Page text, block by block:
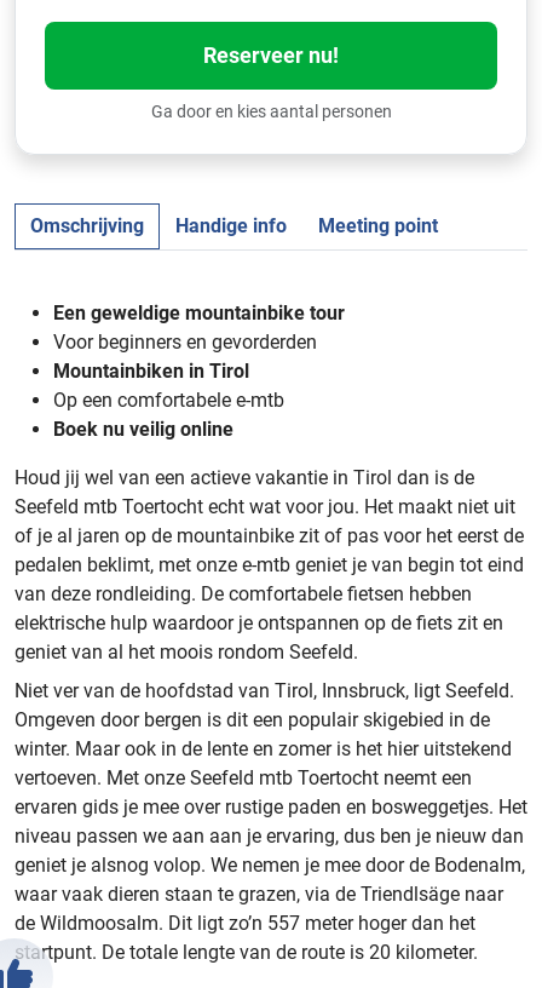
Reserveer nu!
Ga door en kies aantal personen
Omschrijving Handige info Meeting point
Een geweldige mountainbike tour
Voor beginners en gevorderden
Mountainbiken in Tirol
Op een comfortabele e-mtb
Boek nu veilig online
Houd jij wel van een actieve vakantie in Tirol dan is de
Seefeld mtb Toertocht echt wat voor jou. Het maakt niet uit
of je al jaren op de mountainbike zit of pas voor het eerst de
pedalen beklimt, met onze e-mtb geniet je van begin tot eind
van deze rondleiding. De comfortabele fietsen hebben
elektrische hulp waardoor je ontspannen op de fiets zit en
geniet van al het moois rondom Seefeld.
Niet ver van de hoofdstad van Tirol, Innsbruck, ligt Seefeld.
Omgeven door bergen is dit een populair skigebied in de
winter. Maar ook in de lente en zomer is het hier uitstekend
vertoeven. Met onze Seefeld mtb Toertocht neemt een
ervaren gids je mee over rustige paden en bosweggetjes. Het
niveau passen we aan aan je ervaring, dus ben je nieuw dan
geniet je alsnog volop. We nemen je mee door de Bodenalm,
waar vaak dieren staan te grazen, via de Triendlsäge naar
de Wildmoosalm. Dit ligt zo’n 557 meter hoger dan het
startpunt. De totale lengte van de route is 20 kilometer.